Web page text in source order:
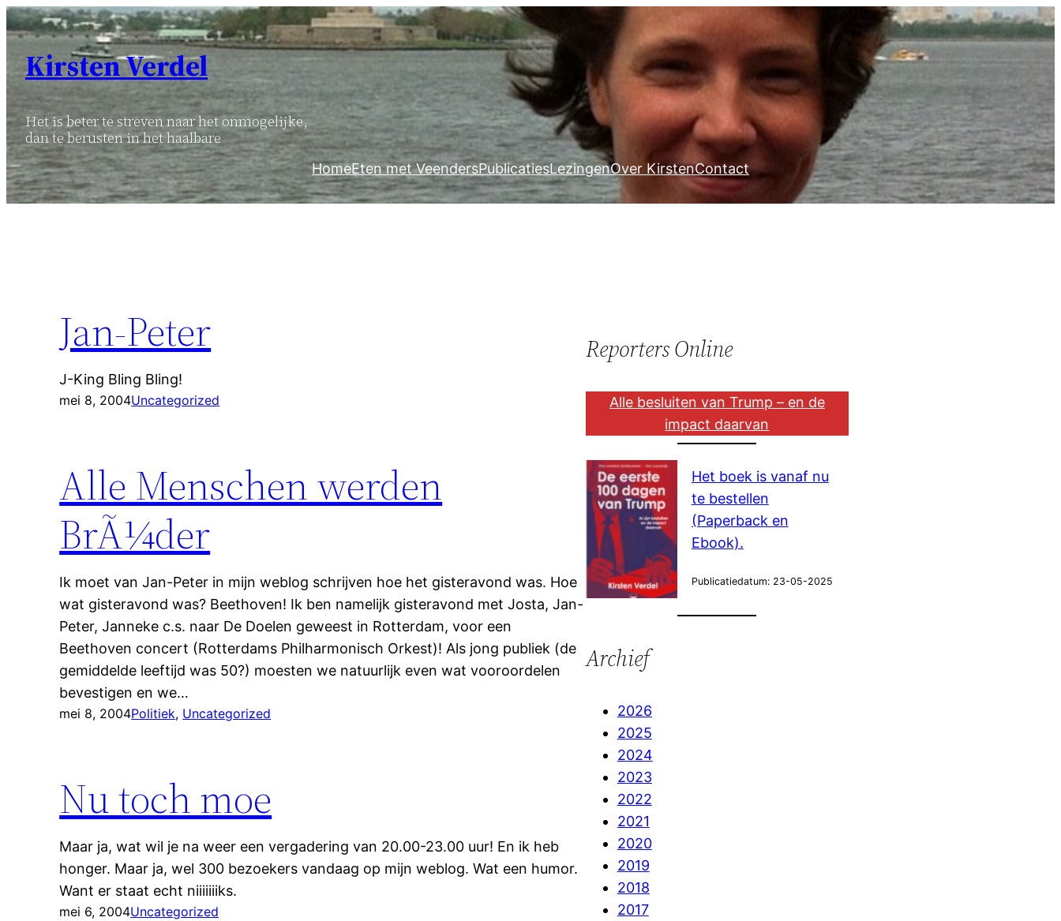
Ga
naar
inhoud
Kirsten Verdel
Het is beter te streven naar het onmogelijke,
dan te berusten in het haalbare
HomeEten met VeendersPublicatiesLezingenOver KirstenContact
Jan-Peter
J-King Bling Bling!
mei 8, 2004Uncategorized
Alle Menschen werden
BrÃ¼der
Ik moet van Jan-Peter in mijn weblog schrijven hoe het gisteravond was. Hoe
wat gisteravond was? Beethoven! Ik ben namelijk gisteravond met Josta, Jan-
Peter, Janneke c.s. naar De Doelen geweest in Rotterdam, voor een
Beethoven concert (Rotterdams Philharmonisch Orkest)! Als jong publiek (de
gemiddelde leeftijd was 50?) moesten we natuurlijk even wat vooroordelen
bevestigen en we…
mei 8, 2004Politiek, Uncategorized
Nu toch moe
Maar ja, wat wil je na weer een vergadering van 20.00-23.00 uur! En ik heb
honger. Maar ja, wel 300 bezoekers vandaag op mijn weblog. Wat een humor.
Want er staat echt niiiiiiiks.
mei 6, 2004Uncategorized
Reporters Online
Alle besluiten van Trump – en de
impact daarvan
Het boek is vanaf nu
te bestellen
(Paperback en
Ebook).
Publicatiedatum: 23-05-2025
Archief
2026
2025
2024
2023
2022
2021
2020
2019
2018
2017